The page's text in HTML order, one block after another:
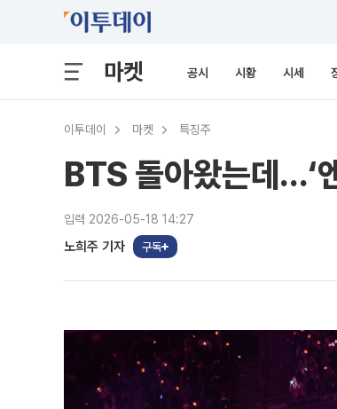
마켓 공시 시황 시세
이투데이 마켓 특징주
BTS 돌아왔는데...‘
입력 2026-05-18 14:27
노희주 기자 구독